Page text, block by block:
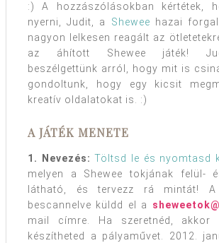
:) A hozzászólásokban kértétek,
nyerni, Judit, a Shewee hazai
nagyon lelkesen reagált az
az áhított Shewee játék!
beszélgettünk arról, hogy mit is
gondoltunk, hogy egy kicsit
kreatív oldalatokat is. :)
A JÁTÉK MENETE
1. Nevezés: Töltsd le és nyomtasd
melyen a Shewee tokjának felül-
látható, és tervezz rá mintát!
bescannelve küldd el a
mail címre. Ha szeretnéd, akkor
készítheted a pályaművet. 2012.